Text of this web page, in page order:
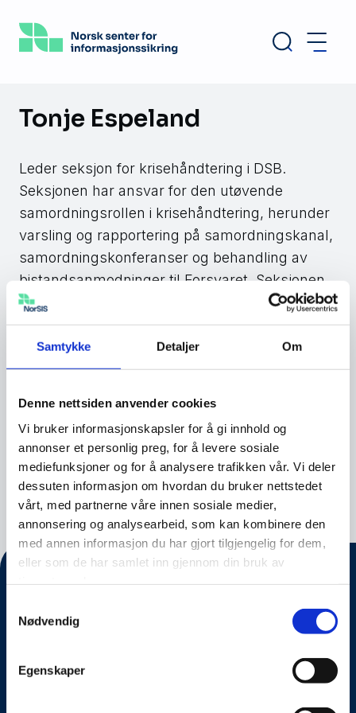
Samtykke Detaljer Om
Denne nettsiden anvender cookies
Vi bruker informasjonskapsler for å gi innhold og
annonser et personlig preg, for å levere sosiale
mediefunksjoner og for å analysere trafikken vår. Vi deler
dessuten informasjon om hvordan du bruker nettstedet
vårt, med partnerne våre innen sosiale medier,
annonsering og analysearbeid, som kan kombinere den
med annen informasjon du har gjort tilgjengelig for dem,
eller som de har samlet inn gjennom din bruk av
Nødvendig
Egenskaper
hovedinnhold
Tonje Espeland
Leder seksjon for krisehåndtering i DSB.
Seksjonen har ansvar for den utøvende
samordningsrollen i krisehåndtering, herunder
varsling og rapportering på samordningskanal,
samordningskonferanser og behandling av
bistandsanmodninger til Forsvaret. Seksjonen
forvalter kontaktpunktfunksjonen til EUs
ordning for sivil beredskap, samt
beredskapsordninger i NATOs sivile del og i
FN-systemet. Jeg har ledet seksjonen siden
og øvelser i DSB. Av bakgrunn er jeg statsviter
med spesialisering i risikostyring. Jeg har
tidligere jobbet i FN-systemet med
katastrofeforebygging og innenfor akademia.